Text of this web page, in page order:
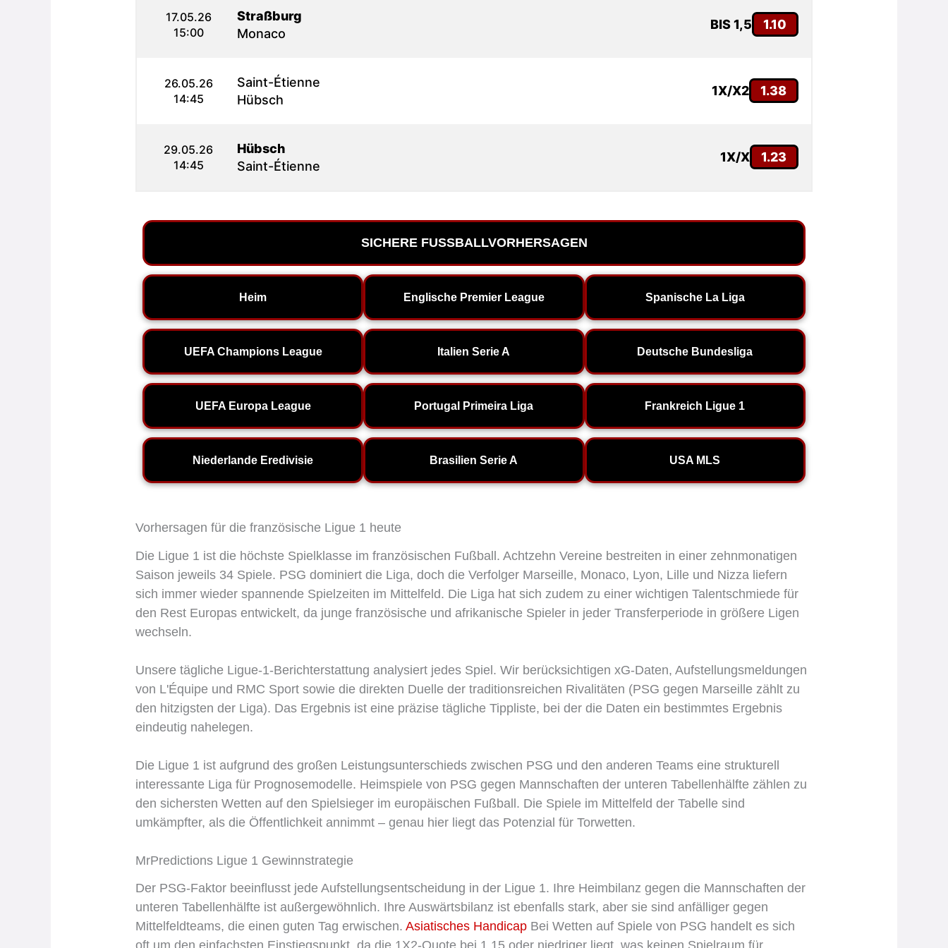
17.05.26
15:00
Straßburg
Monaco
BIS 1,5 1.10
26.05.26
14:45
Saint-Étienne
Hübsch
1X/X2 1.38
29.05.26
14:45
Hübsch
Saint-Étienne
1X/X 1.23
SICHERE FUSSBALLVORHERSAGEN
Heim Englische Premier League Spanische La Liga
UEFA Champions League Italien Serie A Deutsche Bundesliga
UEFA Europa League Portugal Primeira Liga Frankreich Ligue 1
Niederlande Eredivisie Brasilien Serie A USA MLS
Vorhersagen für die französische Ligue 1 heute
Die Ligue 1 ist die höchste Spielklasse im französischen Fußball. Achtzehn Vereine bestreiten in einer zehnmonatigen
Saison jeweils 34 Spiele. PSG dominiert die Liga, doch die Verfolger Marseille, Monaco, Lyon, Lille und Nizza liefern
sich immer wieder spannende Spielzeiten im Mittelfeld. Die Liga hat sich zudem zu einer wichtigen Talentschmiede für
den Rest Europas entwickelt, da junge französische und afrikanische Spieler in jeder Transferperiode in größere Ligen
wechseln.
Unsere tägliche Ligue-1-Berichterstattung analysiert jedes Spiel. Wir berücksichtigen xG-Daten, Aufstellungsmeldungen
von L'Équipe und RMC Sport sowie die direkten Duelle der traditionsreichen Rivalitäten (PSG gegen Marseille zählt zu
den hitzigsten der Liga). Das Ergebnis ist eine präzise tägliche Tippliste, bei der die Daten ein bestimmtes Ergebnis
eindeutig nahelegen.
Die Ligue 1 ist aufgrund des großen Leistungsunterschieds zwischen PSG und den anderen Teams eine strukturell
interessante Liga für Prognosemodelle. Heimspiele von PSG gegen Mannschaften der unteren Tabellenhälfte zählen zu
den sichersten Wetten auf den Spielsieger im europäischen Fußball. Die Spiele im Mittelfeld der Tabelle sind
umkämpfter, als die Öffentlichkeit annimmt – genau hier liegt das Potenzial für Torwetten.
MrPredictions Ligue 1 Gewinnstrategie
Der PSG-Faktor beeinflusst jede Aufstellungsentscheidung in der Ligue 1. Ihre Heimbilanz gegen die Mannschaften der
unteren Tabellenhälfte ist außergewöhnlich. Ihre Auswärtsbilanz ist ebenfalls stark, aber sie sind anfälliger gegen
Mittelfeldteams, die einen guten Tag erwischen.Asiatisches Handicap Bei Wetten auf Spiele von PSG handelt es sich